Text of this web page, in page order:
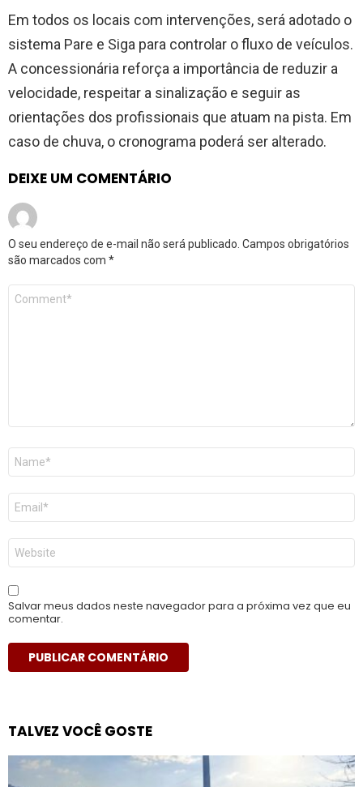
Em todos os locais com intervenções, será adotado o
sistema Pare e Siga para controlar o fluxo de veículos.
A concessionária reforça a importância de reduzir a
velocidade, respeitar a sinalização e seguir as
orientações dos profissionais que atuam na pista. Em
caso de chuva, o cronograma poderá ser alterado.
DEIXE UM COMENTÁRIO
O seu endereço de e-mail não será publicado. Campos obrigatórios
são marcados com *
Comentário
Nome
E-
mail
*
Site
Salvar meus dados neste navegador para a próxima vez que eu
comentar.
TALVEZ VOCÊ GOSTE